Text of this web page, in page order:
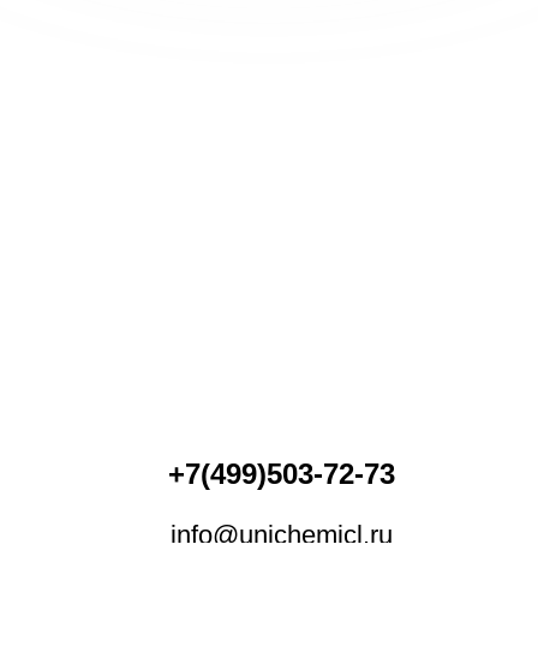
+7(499)503-72-73
info@unichemicl.ru